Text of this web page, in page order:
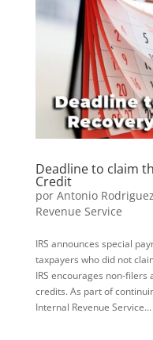
Deadline to claim
Credit
por Antonio Rodriguez
Revenue Service
IRS announces special
taxpayers who did not
IRS encourages non-
credits. As part of
Internal Revenue Service...